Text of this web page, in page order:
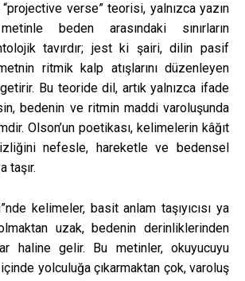
“projective verse” teorisi, yalnızca yazın
beden arasındaki sınırların
tavırdır; jest ki şairi, dilin pasif
ritmik kalp atışlarını düzenleyen
Bu teoride dil, artık yalnızca ifade
bedenin ve ritmin maddi varoluşunda
Olson’un poetikası, kelimelerin kâğıt
nefesle, hareketle ve bedensel
taşır.
kelimeler, basit anlam taşıyıcısı ya
uzak, bedenin derinliklerinden
haline gelir. Bu metinler, okuyucuyu
içinde yolculuğa çıkarmaktan çok, varoluş